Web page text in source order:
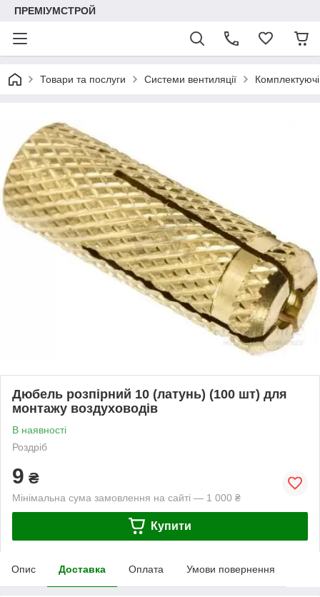
ПРЕМІУМСТРОЙ
Товари та послуги Системи вентиляції
Дюбель розпірний 10 (латунь) (100 шт) для
монтажу воздуховодів
В наявності
Роздріб
9 ₴
Мінімальна сума замовлення на сайті — 1 000 ₴
Купити
Опис Доставка Оплата Умови повернення